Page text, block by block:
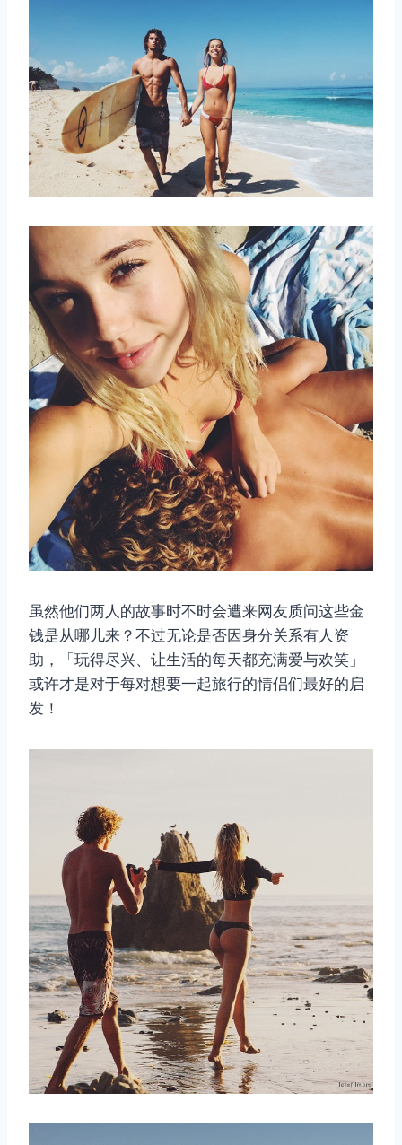
虽然他们两人的故事时不时会遭来网友质问这些金
钱是从哪儿来？不过无论是否因身分关系有人资
助，「玩得尽兴、让生活的每天都充满爱与欢笑」
或许才是对于每对想要一起旅行的情侣们最好的启
发！